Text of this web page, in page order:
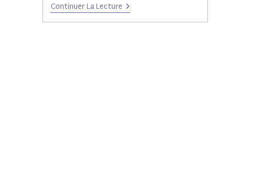
Continuer La Lecture